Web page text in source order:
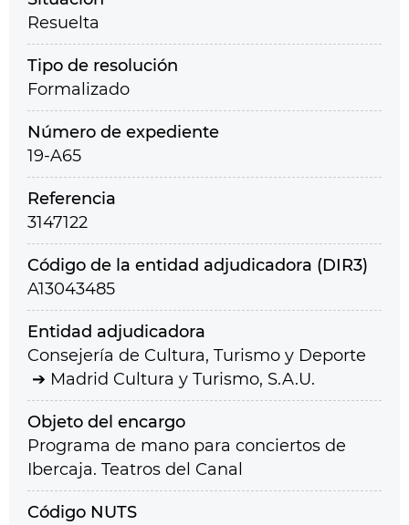
Resuelta
Tipo de resolución
Formalizado
Número de expediente
19-A65
Referencia
3147122
Código de la entidad adjudicadora (DIR3)
A13043485
Entidad adjudicadora
Consejería de Cultura, Turismo y Deporte
Madrid Cultura y Turismo, S.A.U.
Objeto del encargo
Programa de mano para conciertos de
Ibercaja. Teatros del Canal
Código NUTS